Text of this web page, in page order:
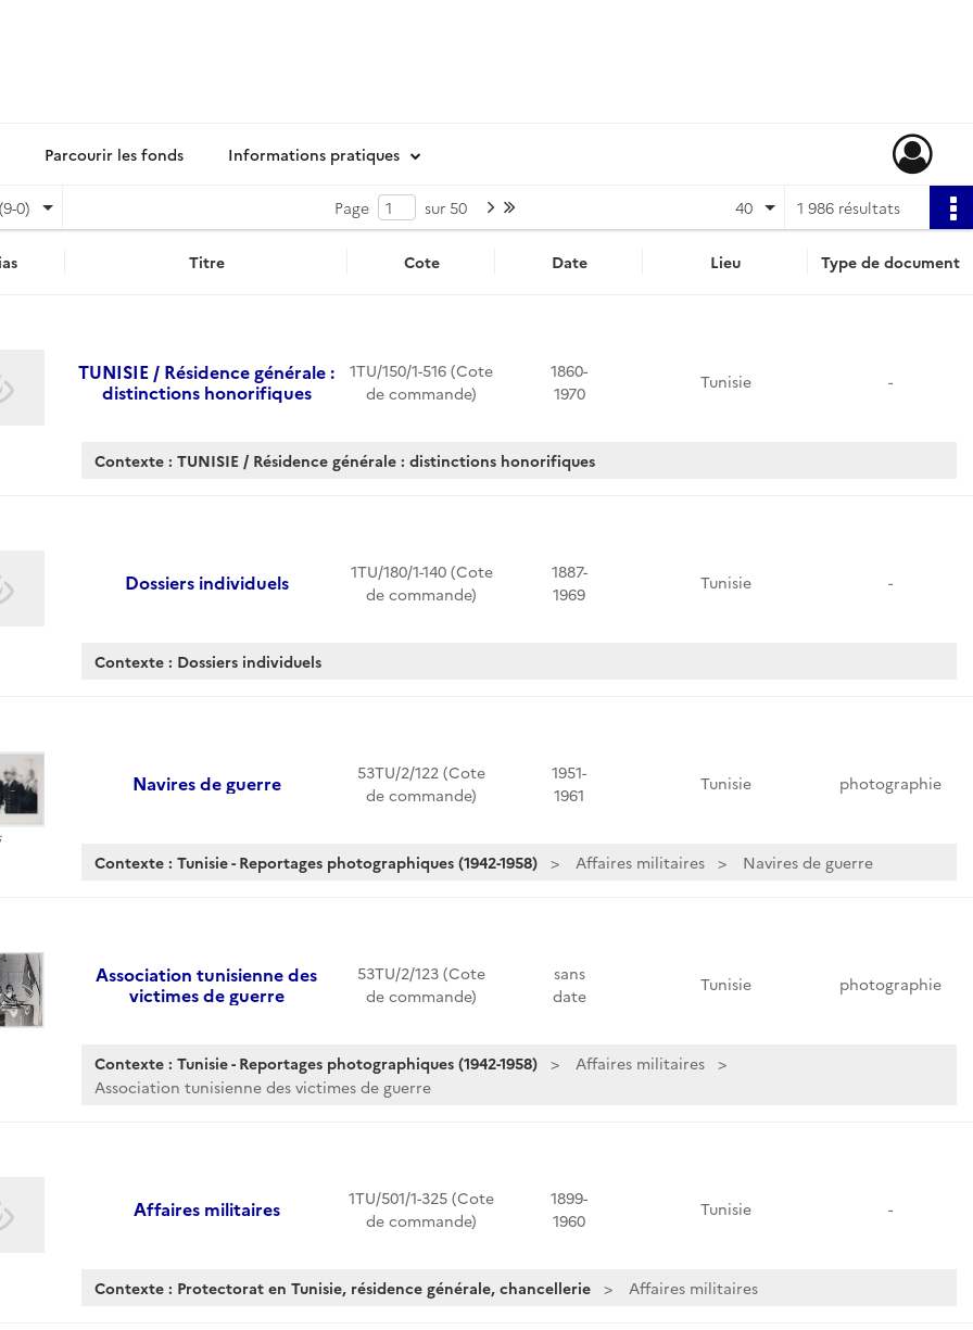
Parcourir les fonds Informations pratiques
0) Page sur 50 Page suivante : 1/50 1 986 résultats
40
Titre Cote Date Lieu Type de document
TUNISIE / Résidence générale :
distinctions honorifiques
1TU/150/1-516 (Cote
de commande)
1860-
1970
Tunisie -
Contexte : TUNISIE / Résidence générale : distinctions honorifiques
Dossiers individuels
1TU/180/1-140 (Cote
de commande)
1887-
1969
Tunisie -
Contexte : Dossiers individuels
Navires de guerre
53TU/2/122 (Cote
de commande)
1951-
1961
Tunisie photographie
Contexte : Tunisie - Reportages photographiques (1942-1958) Affaires militaires Navires de guerre
Association tunisienne des
victimes de guerre
53TU/2/123 (Cote
de commande)
sans
date
Tunisie photographie
Contexte : Tunisie - Reportages photographiques (1942-1958)
Affaires militaires
Association tunisienne des victimes de guerre
Affaires militaires
1TU/501/1-325 (Cote
de commande)
1899-
1960
Tunisie -
Contexte : Protectorat en Tunisie, résidence générale, chancellerie Affaires militaires